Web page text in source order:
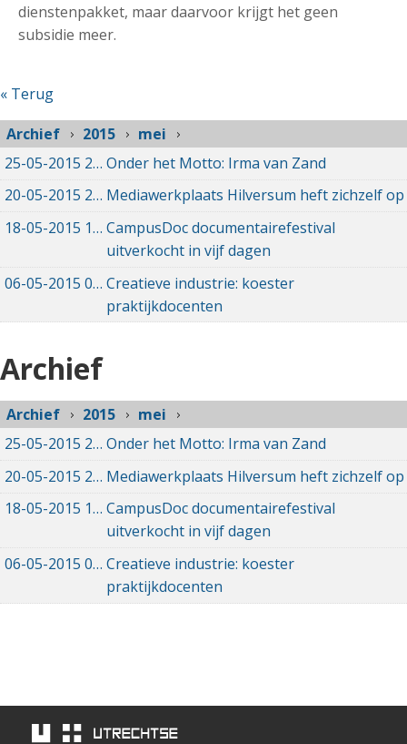
dienstenpakket, maar daarvoor krijgt het geen
subsidie meer.
« Terug
Archief
2015
mei
25-05-2015 25-05-2015 00:00
Onder het Motto: Irma van Zand
20-05-2015 20-05-2015 00:00
Mediawerkplaats Hilversum heft zichzelf op
18-05-2015 18-05-2015 00:00
CampusDoc documentairefestival
uitverkocht in vijf dagen
06-05-2015 06-05-2015 00:00
Creatieve industrie: koester
praktijkdocenten
Archief
Archief 2015
mei
25-05-2015 25-05-2015 00:00
Onder het Motto: Irma van Zand
20-05-2015 20-05-2015 00:00
Mediawerkplaats Hilversum heft zichzelf op
18-05-2015 18-05-2015 00:00
CampusDoc documentairefestival
uitverkocht in vijf dagen
06-05-2015 06-05-2015 00:00
Creatieve industrie: koester
praktijkdocenten